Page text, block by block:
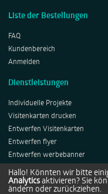
Liste der Bestellungen
FAQ
Kundenbereich
Anmelden
Dienstleistungen
Individuelle Projekte
Visitenkarten drucken
Entwerfen Visitenkarten
Entwerfen flyer
Entwerfen werbebanner
Entwerfen Plakates
Entwerfen Roll-ups
Hallo! Könnten wir bitte
Analytics aktivieren? Sie
ändern oder zurückziehen.